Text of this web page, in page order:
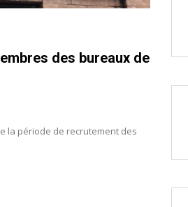
des bureaux de
la période de recrutement des